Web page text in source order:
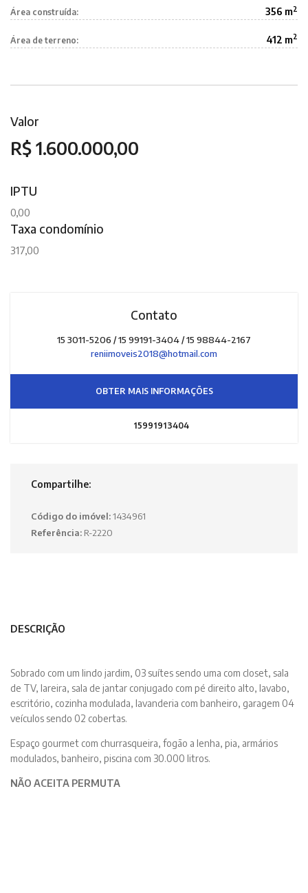
Área construída: 356 m2
Área de terreno: 412 m2
Valor
R$ 1.600.000,00
IPTU
0,00
Taxa condomínio
317,00
Contato
15 3011-5206 / 15 99191-3404 / 15 98844-2167
reniimoveis2018@hotmail.com
OBTER MAIS INFORMAÇÕES
15991913404
Compartilhe:
Código do imóvel:1434961
Referência: R-2220
DESCRIÇÃO
Sobrado com um lindo jardim, 03 suítes sendo uma com closet, sala
de TV, lareira, sala de jantar conjugado com pé direito alto, lavabo,
escritório, cozinha modulada, lavanderia com banheiro, garagem 04
veículos sendo 02 cobertas.
Espaço gourmet com churrasqueira, fogão a lenha, pia, armários
modulados, banheiro, piscina com 30.000 litros.
NÃO ACEITA PERMUTA